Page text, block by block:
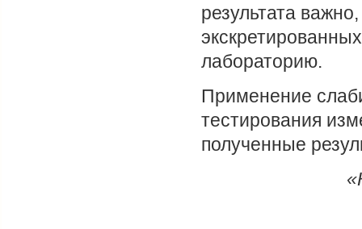
результата
лабораторию.
Применение
тестирования
полученные